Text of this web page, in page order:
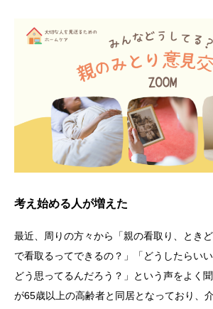
考え始める人が増えた
最近、周りの方々から「親の看取り、とき
で看取るってできるの？」「どうしたらい
どう思ってるんだろう？」という声をよく
が65歳以上の高齢者と同居となっており、